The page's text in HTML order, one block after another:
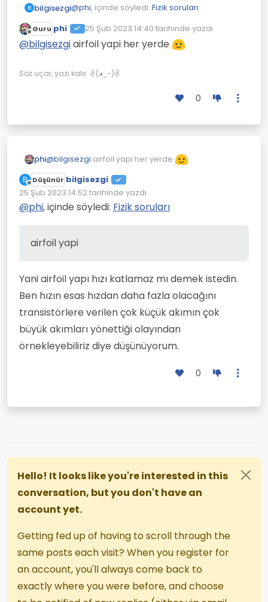
B bilgisezgi@phi, içinde söyledi: Fizik soruları
@kâfir-imam benim anlamadigim sey
25km esen ruzgar nasil oluyorda
Yelkenler hızı katlıyor.
Çevrimdışı
Guru phi 25 Şub 2023 14:40 tarihinde yazdı
Son düzenleyen:
@bilgisezgiairfoil yapi her yerde
Söz uçar, yazı kalır. ✌(◕‿-)✌
0
phi@bilgisezgi airfoil yapi her yerde
B
Çevrimdışı
Düşünür bilgisezgi
25 Şub 2023 14:52tarihinde yazdı
Son düzenleyen:
@phi, içinde söyledi: Fizik soruları
airfoil yapi
Yani airfoil yapı hızı katlamaz mı demek istedin.
Ben hızın esas hızdan daha fazla olacağını
transistörlere verilen çok küçük akımın çok
büyük akımları yönettiği olayından
örnekleyebiliriz diye düşünüyorum.
0
Hello! It looks like you're interested in this
conversation, but you don't have an
account yet.
Getting fed up of having to scroll through the
same posts each visit? When you register for
an account, you'll always come back to
exactly where you were before, and choose